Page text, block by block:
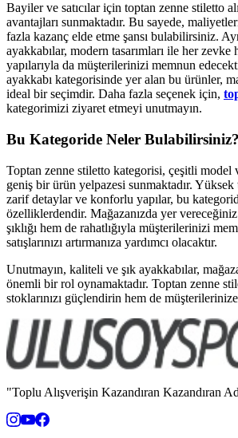
Bayiler ve satıcılar için toptan zenne stiletto
avantajları sunmaktadır. Bu sayede,
fazla kazanç elde etme şansı bulabilirsiniz.
ayakkabılar, modern tasarımları ile her
yapılarıyla da müşterilerinizi memnun
ayakkabı kategorisinde yer alan bu ürünler,
ideal bir seçimdir. Daha fazla seçenek için,
kategorimizi ziyaret etmeyi unutmayın.
Bu Kategoride Neler Bulabilirsiniz?
Toptan zenne stiletto kategorisi, çeşitli model
geniş bir ürün yelpazesi sunmaktadır. Yüksek
zarif detaylar ve konforlu yapılar, bu
özelliklerdendir. Mağazanızda yer
şıklığı hem de rahatlığıyla müşterilerinizi
satışlarınızı artırmanıza yardımcı olacaktır.
Unutmayın, kaliteli ve şık ayakkabılar,
önemli bir rol oynamaktadır. Toptan zenne
stoklarınızı güçlendirin hem de
"Toplu Alışverişin Kazandıran Kazandıran